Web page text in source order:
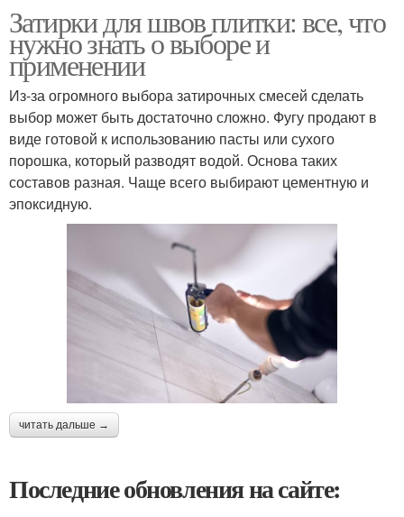
Затирки для швов плитки: все, что
нужно знать о выборе и
применении
Из-за огромного выбора затирочных смесей сделать
выбор может быть достаточно сложно. Фугу продают в
виде готовой к использованию пасты или сухого
порошка, который разводят водой. Основа таких
составов разная. Чаще всего выбирают цементную и
эпоксидную.
читать дальше →
Последние обновления на сайте: